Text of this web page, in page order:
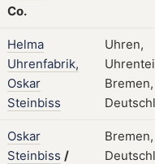
Co.
Helma
Uhrenfabrik,
Oskar
Steinbiss
Uhren,
Bremen,
Oskar
Steinbiss /
Bremen,